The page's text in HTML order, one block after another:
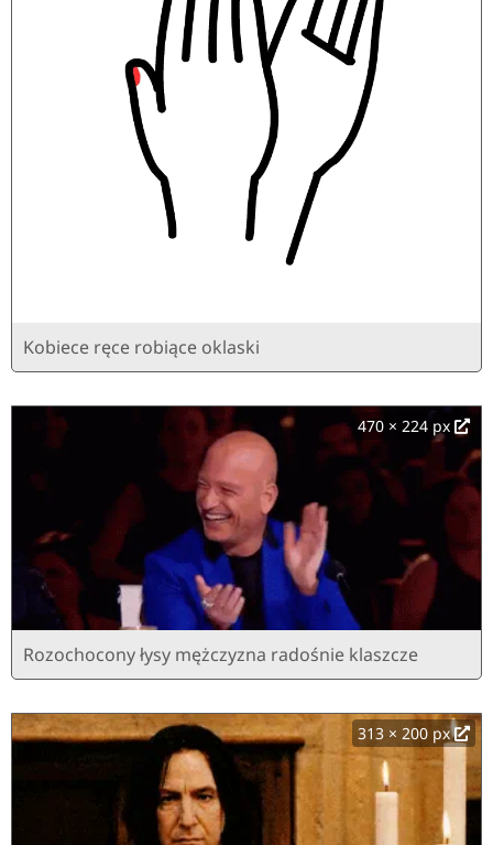
Kobiece ręce robiące oklaski
470 × 224 px
Rozochocony łysy mężczyzna radośnie klaszcze
313 × 200 px